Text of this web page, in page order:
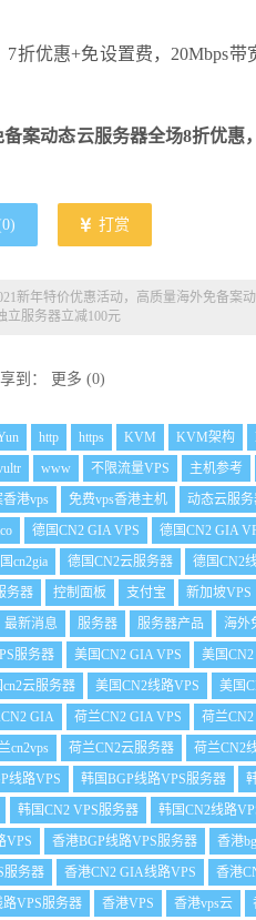
折优惠+免设置费，20Mbps
案动态云服务器全场8折优
0) 打赏
新年特价优惠活动，高质量海外免备案
立服务器立减100元
到： 更多 (0)
http https KVM KVM架构
www 不限流量VPS 主机参考
港vps 免费vps香港主机 动态云服
德国CN2 GIA VPS 德国CN2 GIA
cn2gia 德国CN2云服务器 德国CN2
务器 控制面板 支付宝 新加坡VPS
最新消息 服务器 服务器产品 海外
服务器 美国CN2 GIA VPS 美国
云服务器 美国CN2线路VPS 美国
GIA 荷兰CN2 GIA VPS 荷兰
cn2vps 荷兰CN2云服务器 荷兰CN2
线路VPS 韩国BGP线路VPS服务器
韩国CN2 VPS服务器 韩国CN2线路
VPS 香港BGP线路VPS服务器 香港
服务器 香港CN2 GIA线路VPS 香港
VPS服务器 香港VPS 香港vps云